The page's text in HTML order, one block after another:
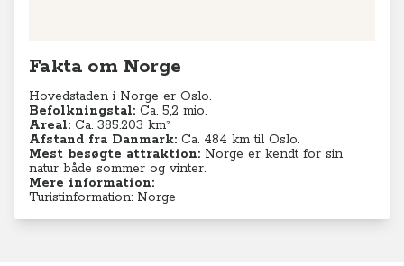
Fakta om Norge
Hovedstaden i Norge er Oslo.
Befolkningstal: Ca. 5,2 mio.
Areal: Ca. 385.203 km²
Afstand fra Danmark: Ca. 484 km til Oslo.
Mest besøgte attraktion: Norge er kendt for sin
natur både sommer og vinter.
Mere information:
Turistinformation: Norge